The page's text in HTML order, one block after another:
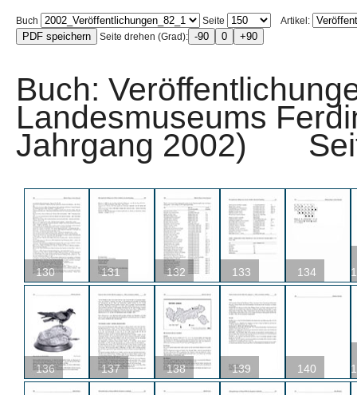
Buch Seite
Artikel:
Seite drehen (Grad):
Buch:
Landesmuseums
Jahrgang 2002)
130 131 132 133 134
136 137 138 139 140